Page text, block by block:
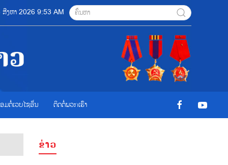
ສີງຫາ 2026 9:53 AM
ມຕໍ່ເວບໄຊອ່ືນ ຕິດຕໍ່ພວກເຮົາ
ຂ່າວ